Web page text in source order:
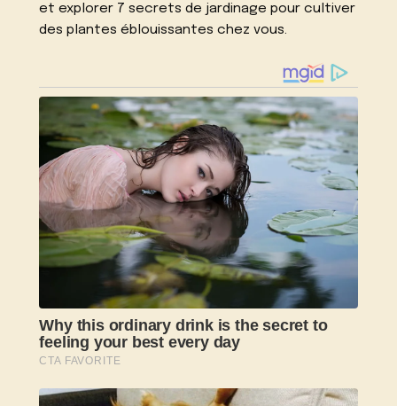
et explorer 7 secrets de jardinage pour cultiver
des plantes éblouissantes chez vous.